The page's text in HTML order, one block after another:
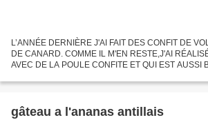
L’ANNÉE DERNIÈRE J'AI FAIT DES CONFIT DE
DE CANARD. COMME IL M'EN RESTE,J'AI
AVEC DE LA POULE CONFITE ET QUI EST AUSSI
SOIT INGRÉDIENTS:4...
gâteau a l'ananas antillais